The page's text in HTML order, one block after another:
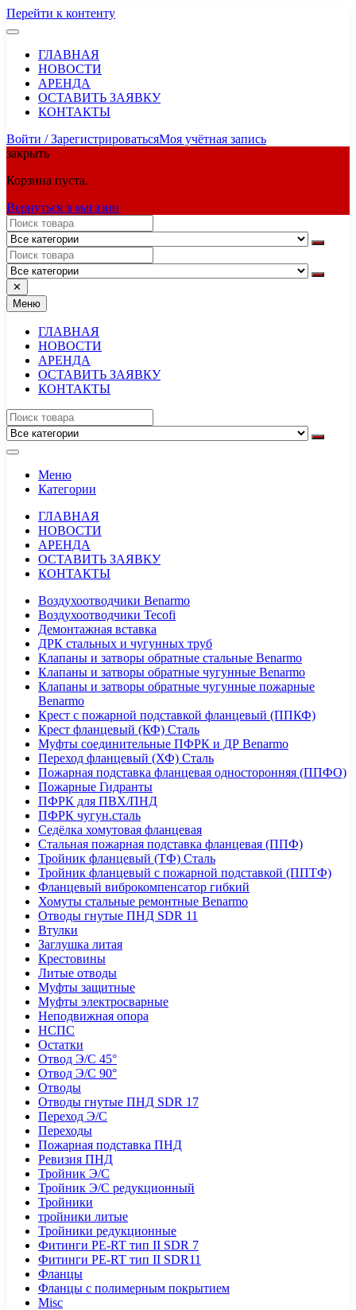
Перейти к контенту
ГЛАВНАЯ
НОВОСТИ
АРЕНДА
ОСТАВИТЬ ЗАЯВКУ
КОНТАКТЫ
Войти / ЗарегистрироватьсяМоя учётная запись
закрыть
Корзина пуста.
Вернуться в магазин
✕
Меню
ГЛАВНАЯ
НОВОСТИ
АРЕНДА
ОСТАВИТЬ ЗАЯВКУ
КОНТАКТЫ
Меню
Категории
ГЛАВНАЯ
НОВОСТИ
АРЕНДА
ОСТАВИТЬ ЗАЯВКУ
КОНТАКТЫ
Воздухоотводчики Benarmo
Воздухоотводчики Tecofi
Демонтажная вставка
ДРК стальных и чугунных труб
Клапаны и затворы обратные стальные Benarmo
Клапаны и затворы обратные чугунные Benarmo
Клапаны и затворы обратные чугунные пожарные
Benarmo
Крест с пожарной подставкой фланцевый (ППКФ)
Крест фланцевый (КФ) Сталь
Муфты соединительные ПФРК и ДР Benarmo
Переход фланцевый (ХФ) Сталь
Пожарная подставка фланцевая односторонняя (ППФО)
Пожарные Гидранты
ПФРК для ПВХ/ПНД
ПФРК чугун.сталь
Седёлка хомутовая фланцевая
Стальная пожарная подставка фланцевая (ППФ)
Тройник фланцевый (ТФ) Сталь
Тройник фланцевый с пожарной подставкой (ППТФ)
Фланцевый виброкомпенсатор гибкий
Хомуты стальные ремонтные Benarmo
Отводы гнутые ПНД SDR 11
Втулки
Заглушка литая
Крестовины
Литые отводы
Муфты защитные
Муфты электросварные
Неподвижная опора
НСПС
Остатки
Отвод Э/С 45°
Отвод Э/С 90°
Отводы
Отводы гнутые ПНД SDR 17
Переход Э/С
Переходы
Пожарная подставка ПНД
Ревизия ПНД
Тройник Э/С
Тройник Э/С редукционный
Тройники
тройники литые
Тройники редукционные
Фитинги PE-RT тип II SDR 7
Фитинги PE-RT тип II SDR11
Фланцы
Фланцы с полимерным покрытием
Misc